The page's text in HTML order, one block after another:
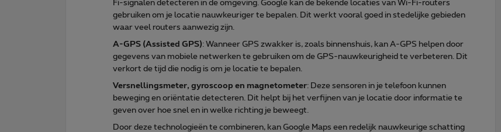
Fi-signalen detecteren in de omgeving. Google kan de bekende locaties van Wi-Fi-routers
gebruiken om je locatie nauwkeuriger te bepalen. Dit werkt vooral goed in stedelijke gebieden
waar veel routers aanwezig zijn.
A-GPS (Assisted GPS): Wanneer GPS zwakker is, zoals binnenshuis, kan A-GPS helpen door
gegevens van mobiele netwerken te gebruiken om de GPS-nauwkeurigheid te verbeteren. Dit
verkort de tijd die nodig is om je locatie te bepalen.
Versnellingsmeter, gyroscoop en magnetometer: Deze sensoren in je telefoon kunnen
beweging en oriëntatie detecteren. Dit helpt bij het verfijnen van je locatie door informatie te
geven over hoe snel en in welke richting je beweegt.
Door deze technologieën te combineren, kan Google Maps een redelijk nauwkeurige schatting